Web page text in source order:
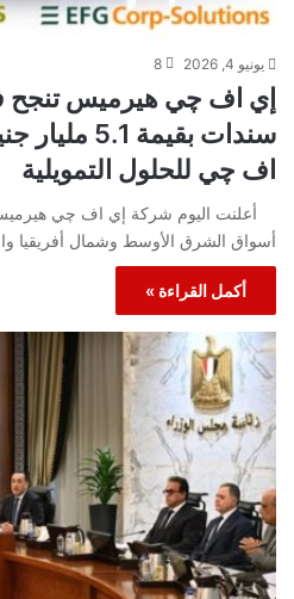
يونيو 4, 2026 8
إي اف چي هيرميس تنجح
سندات
اف چي للحلول التمويلية
أعلنت اليوم شركة إي اف چي هيرميس،
أسواق الشرق الأوسط وشمال أفريقيا
أكمل القراءة »